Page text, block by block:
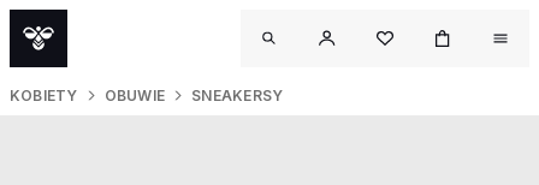
KOBIETY OBUWIE SNEAKERSY